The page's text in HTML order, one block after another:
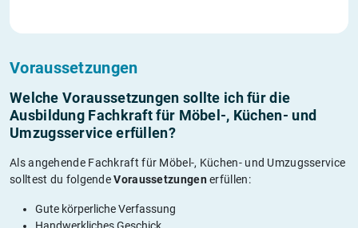
Voraussetzungen
Welche Voraussetzungen sollte ich für die
Ausbildung Fachkraft für Möbel-, Küchen- und
Umzugsservice erfüllen?
Als angehende Fachkraft für Möbel-, Küchen- und Umzugsservice
solltest du folgendeVoraussetzungen erfüllen:
Gute körperliche Verfassung
Handwerkliches Geschick